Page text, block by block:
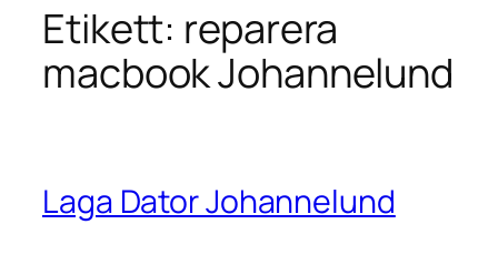
Etikett: reparera
macbook Johannelund
Laga Dator Johannelund